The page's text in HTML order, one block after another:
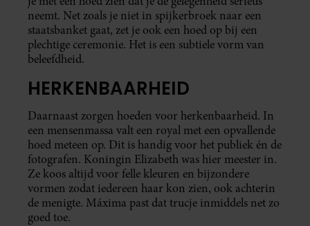
neemt. Net zoals je niet in spijkerbroek naar een
staatsbanket gaat, zet je ook een hoed op bij een
plechtige ceremonie. Het is een subtiele vorm van
beleefdheid.
HERKENBAARHEID
Daarnaast zorgen hoeden voor herkenbaarheid. In
een mensenmassa valt een royal met een opvallende
hoed meteen op. Dit is handig voor het publiek én de
fotografen. Koningin Elizabeth was hier meester in.
Ze koos altijd voor felle kleuren en bijzondere
vormen zodat iedereen haar kon zien, ook achterin
de menigte. Máxima past dat trucje inmiddels net zo
goed toe.